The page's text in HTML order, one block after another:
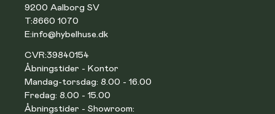
9200 Aalborg SV
T:8660 1070
E:info@hybelhuse.dk
CVR:39840154
Åbningstider - Kontor
Mandag-torsdag: 8.00 - 16.00
Fredag: 8.00 - 15.00
Åbningstider - Showroom: